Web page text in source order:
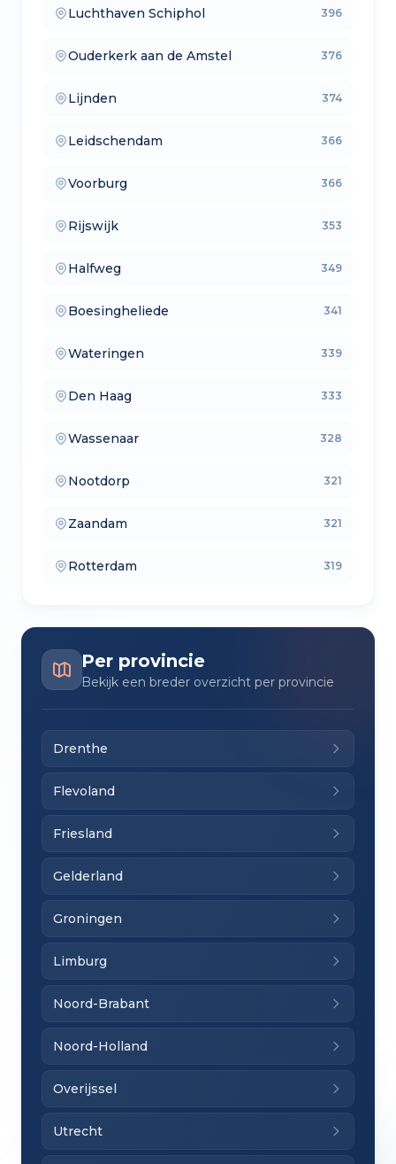
Luchthaven Schiphol
— aankoopmakelaars 396
Ouderkerk aan de Amstel
— lokale makelaars 376
Lijnden
— makelaars vergelijken 374
Leidschendam
— verkoopmakelaars 366
Voorburg
— aankoopmakelaars 366
Rijswijk
— lokale makelaars 353
Halfweg
— makelaars vergelijken 349
Boesingheliede
— verkoopmakelaars 341
Wateringen
— aankoopmakelaars 339
Den Haag
— lokale makelaars 333
Wassenaar
— makelaars vergelijken 328
Nootdorp
— verkoopmakelaars 321
Zaandam
— aankoopmakelaars 321
Rotterdam
— lokale makelaars 319
Per provincie
Bekijk een breder overzicht per provincie
Drenthe
Flevoland
Friesland
Gelderland
Groningen
Limburg
Noord-Brabant
Noord-Holland
Overijssel
Utrecht